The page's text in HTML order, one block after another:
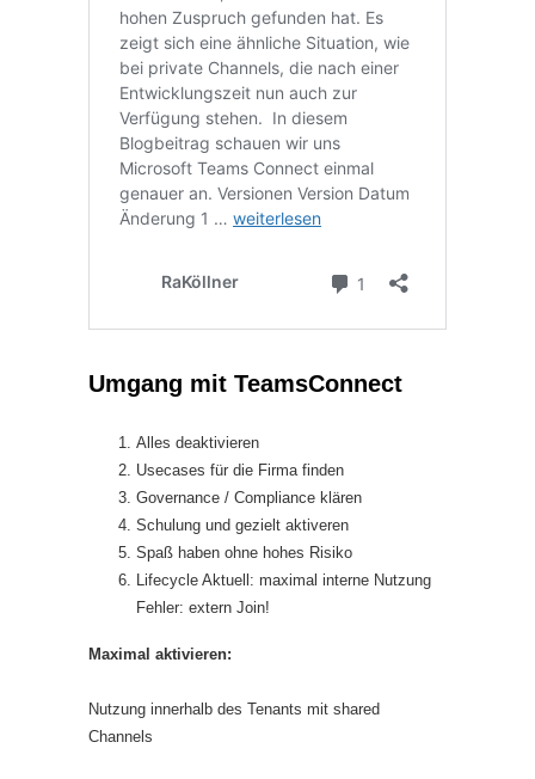
Umgang mit TeamsConnect
Alles deaktivieren
Usecases für die Firma finden
Governance / Compliance klären
Schulung und gezielt aktiveren
Spaß haben ohne hohes Risiko
Lifecycle Aktuell: maximal interne Nutzung
Fehler: extern Join!
Maximal aktivieren:
Nutzung innerhalb des Tenants mit shared
Channels